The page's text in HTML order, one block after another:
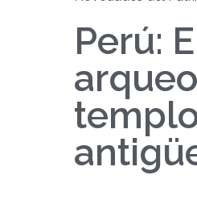
Perú: